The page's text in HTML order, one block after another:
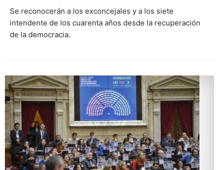
Se reconocerán a los exconcejales y a los siete
intendente de los cuarenta años desde la recuperación
de la democracia.